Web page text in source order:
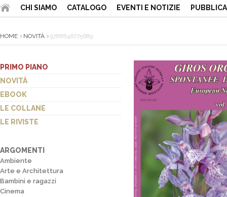
CHI SIAMO CATALOGO EVENTI E NOTIZIE
HOME NOVITÀ 9788846775689
PRIMO PIANO
NOVITÀ
EBOOK
LE COLLANE
LE RIVISTE
ARGOMENTI
Ambiente
Arte e Architettura
Bambini e ragazzi
Cinema